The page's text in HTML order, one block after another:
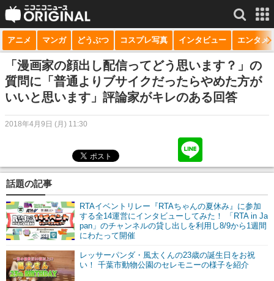
サービス一覧 もっと見る
niconico
動画
生放送
マンガ
ニコニコQ
アニメ マンガ どうぶつ コスプレ写真 インタビュー エンタメ
「漫画家の顔出し配信ってどう思います？」の
質問に「普通よりブサイクだったらやめた方が
いいと思います」評論家がキレのある回答
2018年4月9日 (月) 11:30
話題の記事
RTAイベントリレー『RTAちゃんの夏休み』に参加
する全14運営にインタビューしてみた！ 「RTA in Ja
pan」のチャンネルの貸し出しを利用し8/9から1週間
にわたって開催
レッサーパンダ・風太くんの23歳の誕生日をお祝
い！ 千葉市動物公園のセレモニーの様子を紹介